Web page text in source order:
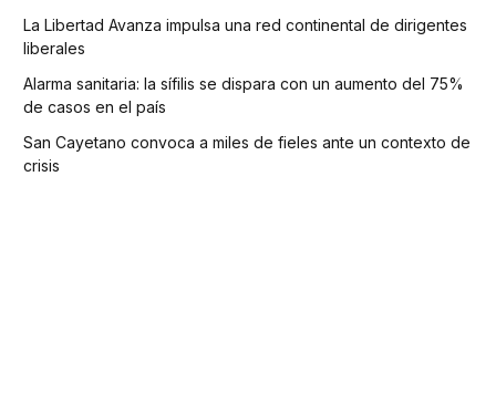
La Libertad Avanza impulsa una red continental de dirigentes
liberales
Alarma sanitaria: la sífilis se dispara con un aumento del 75%
de casos en el país
San Cayetano convoca a miles de fieles ante un contexto de
crisis